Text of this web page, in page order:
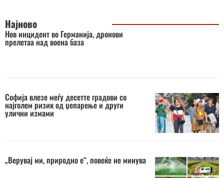
Најново
Нов инцидент во Германија, дронови
прелетаа над воена база
Софија влезе меѓу десетте градови со
најголем ризик од џепарење и други
улични измами
„Верувај ми, природно е“, повеќе не минува